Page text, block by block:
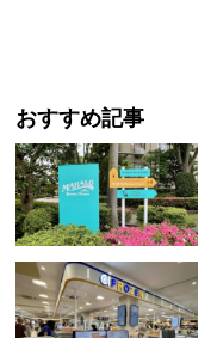
おすすめ記事